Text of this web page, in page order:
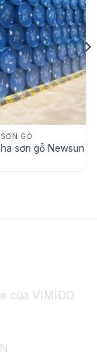
Add
to Wishlist
SƠN GỖ
sơn gỗ Newsun
của VIMIDO